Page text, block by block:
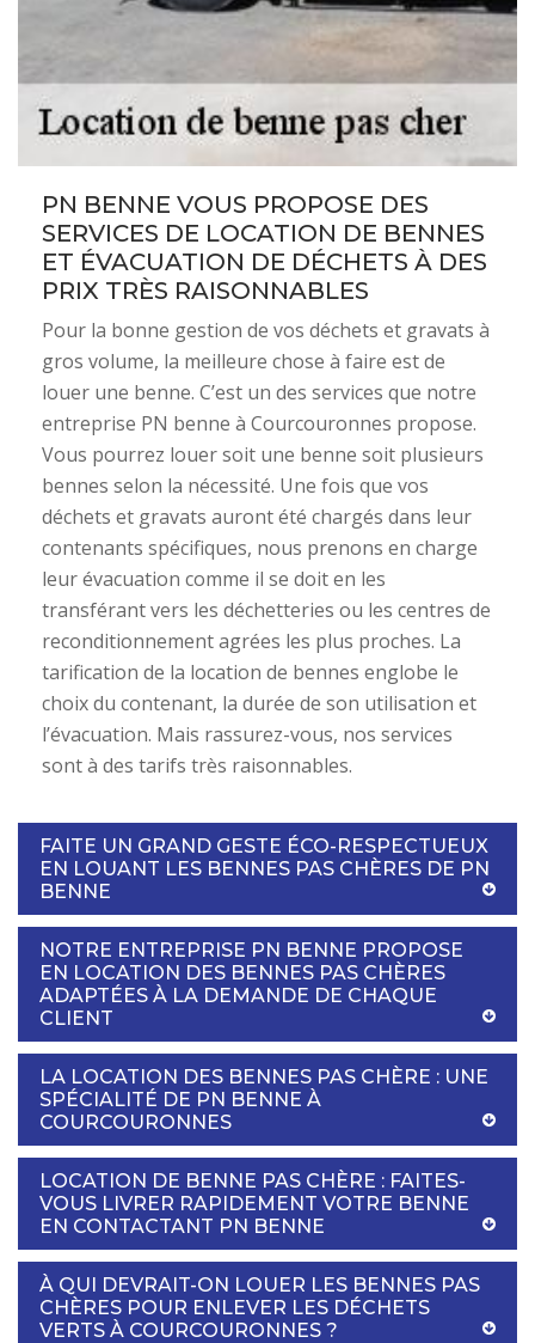
PN BENNE VOUS PROPOSE DES
SERVICES DE LOCATION DE BENNES
ET ÉVACUATION DE DÉCHETS À DES
PRIX TRÈS RAISONNABLES
Pour la bonne gestion de vos déchets et gravats à
gros volume, la meilleure chose à faire est de
louer une benne. C’est un des services que notre
entreprise PN benne à Courcouronnes propose.
Vous pourrez louer soit une benne soit plusieurs
bennes selon la nécessité. Une fois que vos
déchets et gravats auront été chargés dans leur
contenants spécifiques, nous prenons en charge
leur évacuation comme il se doit en les
transférant vers les déchetteries ou les centres de
reconditionnement agrées les plus proches. La
tarification de la location de bennes englobe le
choix du contenant, la durée de son utilisation et
l’évacuation. Mais rassurez-vous, nos services
sont à des tarifs très raisonnables.
FAITE UN GRAND GESTE ÉCO-RESPECTUEUX
EN LOUANT LES BENNES PAS CHÈRES DE PN
BENNE
NOTRE ENTREPRISE PN BENNE PROPOSE
EN LOCATION DES BENNES PAS CHÈRES
ADAPTÉES À LA DEMANDE DE CHAQUE
CLIENT
LA LOCATION DES BENNES PAS CHÈRE : UNE
SPÉCIALITÉ DE PN BENNE À
COURCOURONNES
LOCATION DE BENNE PAS CHÈRE : FAITES-
VOUS LIVRER RAPIDEMENT VOTRE BENNE
EN CONTACTANT PN BENNE
À QUI DEVRAIT-ON LOUER LES BENNES PAS
CHÈRES POUR ENLEVER LES DÉCHETS
VERTS À COURCOURONNES ?